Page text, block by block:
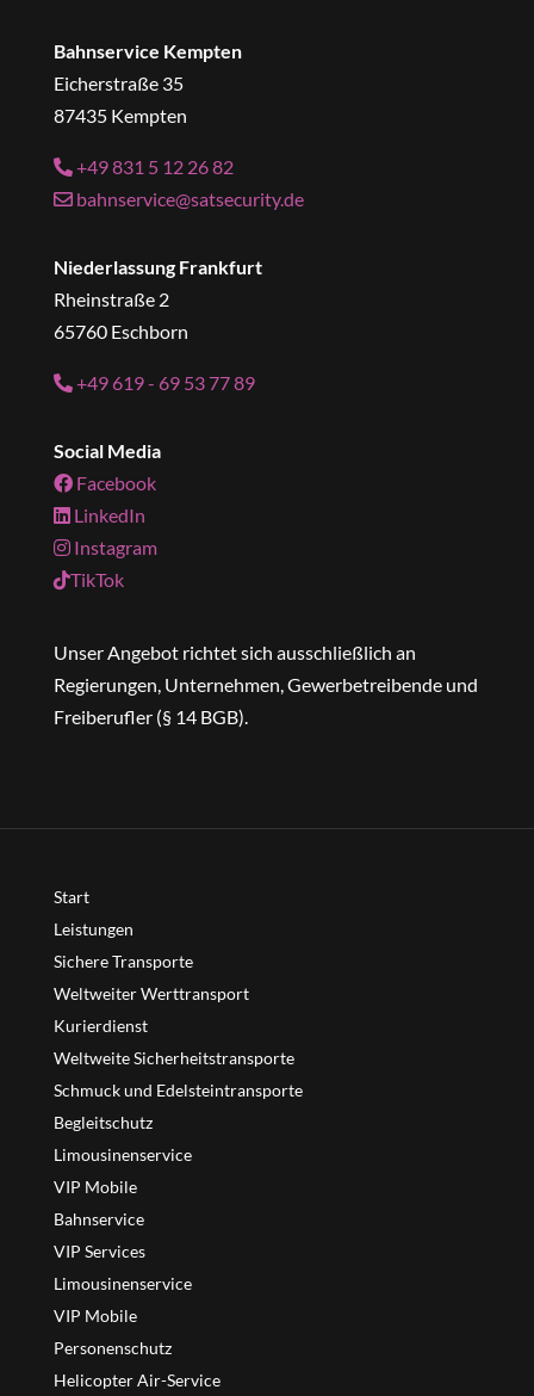
Bahnservice Kempten
Eicherstraße 35
87435 Kempten
+49 831 5 12 26 82
bahnservice@satsecurity.de
Niederlassung Frankfurt
Rheinstraße 2
65760 Eschborn
+49 619 - 69 53 77 89
Social Media
Facebook
LinkedIn
Instagram
TikTok
Unser Angebot richtet sich ausschließlich an
Regierungen, Unternehmen, Gewerbetreibende und
Freiberufler (§ 14 BGB).
Start
Leistungen
Sichere Transporte
Weltweiter Werttransport
Kurierdienst
Weltweite Sicherheitstransporte
Schmuck und Edelsteintransporte
Begleitschutz
Limousinenservice
VIP Mobile
Bahnservice
VIP Services
Limousinenservice
VIP Mobile
Personenschutz
Helicopter Air-Service